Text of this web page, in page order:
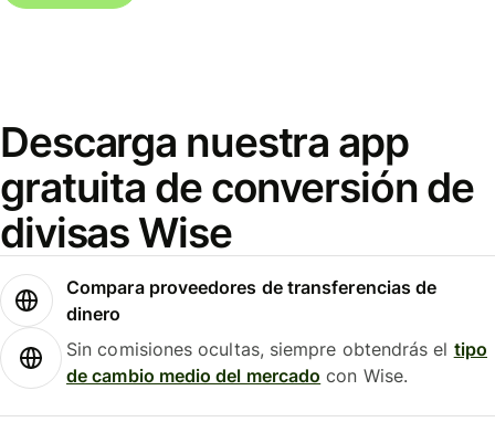
Descarga nuestra app
gratuita de conversión de
divisas Wise
Compara proveedores de transferencias de
dinero
Sin comisiones ocultas, siempre obtendrás el tipo
de cambio medio del mercado con Wise.